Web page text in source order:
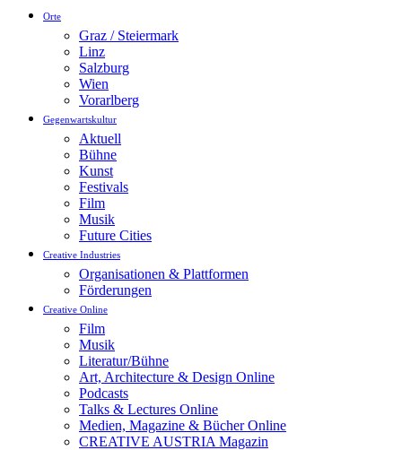
Orte
Graz / Steiermark
Linz
Salzburg
Wien
Vorarlberg
Gegenwartskultur
Aktuell
Bühne
Kunst
Festivals
Film
Musik
Future Cities
Creative Industries
Organisationen & Plattformen
Förderungen
Creative Online
Film
Musik
Literatur/Bühne
Art, Architecture & Design Online
Podcasts
Talks & Lectures Online
Medien, Magazine & Bücher Online
CREATIVE AUSTRIA Magazin